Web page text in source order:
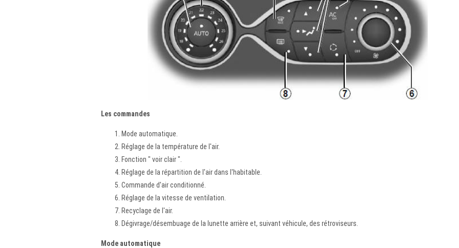
Les commandes
Mode automatique.
Réglage de la température de l'air.
Fonction " voir clair ".
Réglage de la répartition de l'air dans l'habitable.
Commande d'air conditionné.
Réglage de la vitesse de ventilation.
Recyclage de l'air.
Dégivrage/désembuage de la lunette arrière et, suivant véhicule, des rétroviseurs.
Mode automatique